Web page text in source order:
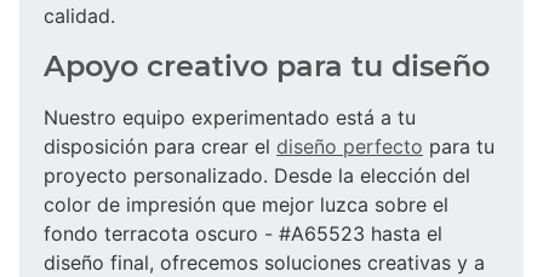
calidad.
Apoyo creativo para tu diseño
Nuestro equipo experimentado está a tu
disposición para crear el diseño perfecto para tu
proyecto personalizado. Desde la elección del
color de impresión que mejor luzca sobre el
fondo terracota oscuro - #A65523 hasta el
diseño final, ofrecemos soluciones creativas y a